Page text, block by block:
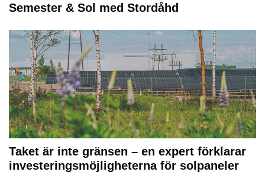
Semester & Sol med Stordåhd
Taket är inte gränsen – en expert förklarar
investeringsmöjligheterna för solpaneler